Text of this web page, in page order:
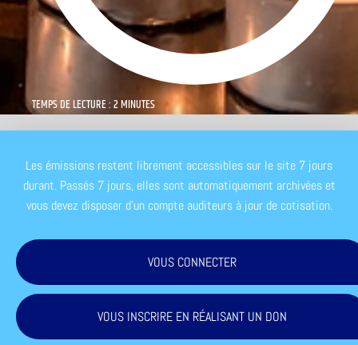
TEMPS DE LECTURE : 2 MINUTES
Les émissions restent librement accessibles sur le site 7 jours
durant. Passés 7 jours, elles sont automatiquement archivées et
vous devez disposer d'un compte auditeurs à jour de cotisation.
VOUS CONNECTER
VOUS INSCRIRE EN RÉALISANT UN DON